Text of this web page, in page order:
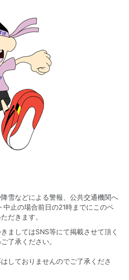
雪などによる警報、公共交通機関へ
止の場合前日の21時までにこのペ
だきます。
ましてはSNS等にて掲載させて頂く
ご了承ください。
しておりませんのでご了承くださ